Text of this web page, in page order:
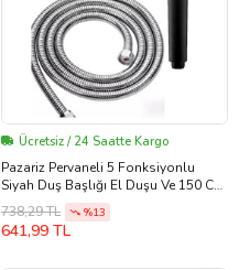
Ücretsiz / 24 Saatte Kargo
Pazariz Pervaneli 5 Fonksiyonlu
Siyah Duş Başlığı El Duşu Ve 150 Cm
Krom Hortum
738,29 TL %13
641,99 TL